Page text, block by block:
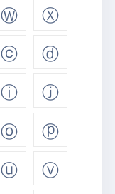
Ⓦ
Ⓧ
ⓒ
ⓓ
ⓘ
ⓙ
ⓞ
ⓟ
ⓤ
ⓥ